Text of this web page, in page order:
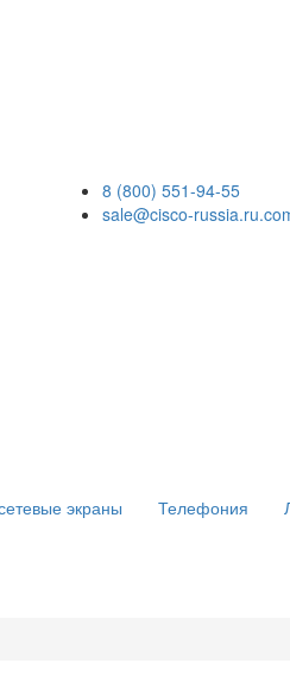
8 (800) 551-94-55
sale@cisco-
экраны Телефония